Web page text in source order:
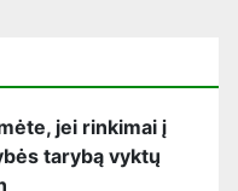
jei rinkimai į
tarybą vyktų